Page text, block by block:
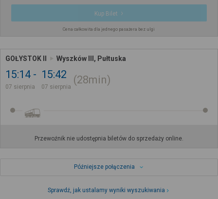
Kup Bilet
Cena całkowita dla jednego pasażera bez ulgi
GOŁYSTOK II Wyszków III, Pułtuska
15:14
07 sierpnia
15:42
07 sierpnia
28min
Przewoźnik nie udostępnia biletów do sprzedaży online.
Późniejsze połączenia
Sprawdź, jak ustalamy wyniki wyszukiwania